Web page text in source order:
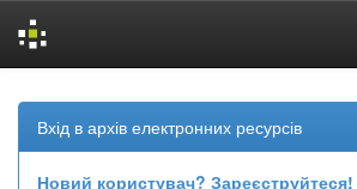
navigation
Вхід в архів електронних ресурсів
Новий користувач? Зареєструйтеся!